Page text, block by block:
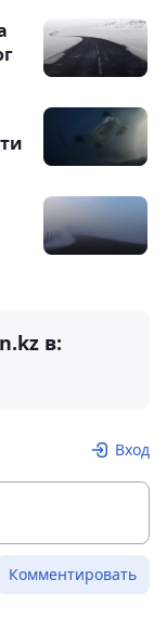
в:
Вход
Комментировать